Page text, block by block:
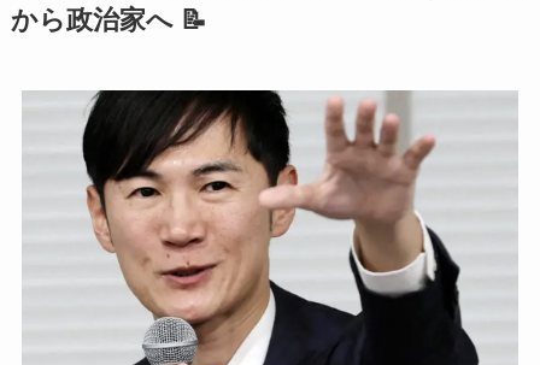
から政治家へ 📝